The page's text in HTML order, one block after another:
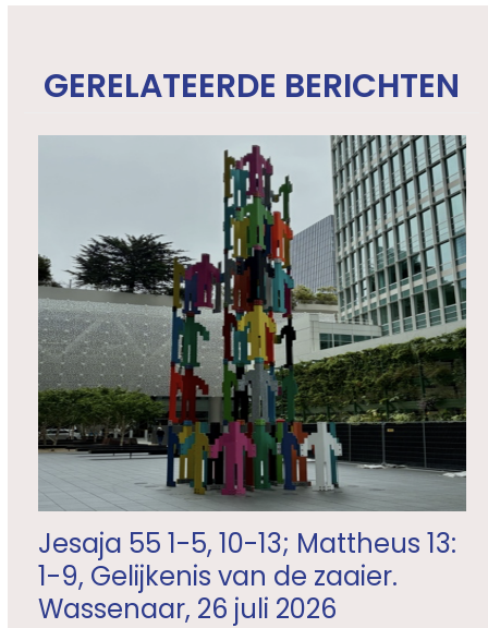
GERELATEERDE BERICHTEN
Jesaja 55 1-5, 10-13; Mattheus 13:
1-9, Gelijkenis van de zaaier.
Wassenaar, 26 juli 2026